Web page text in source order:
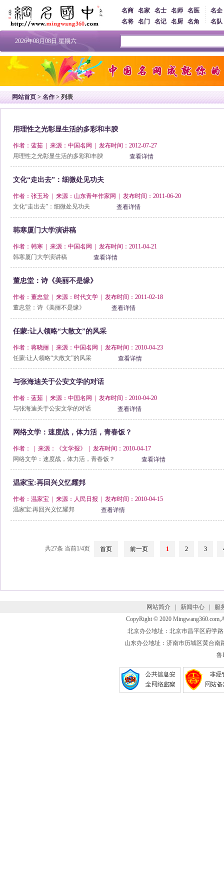
名商 名家 名士 名师
名医
名将
名门 名记 名厨 名角
名企
名队
2026年08月08日 星期六
网站首页 > 名作 > 列表
用理性之光彰显生活的多彩和丰腴
作者：蓝茹 | 来源：中国名网 | 发布时间：2012-07-27
用理性之光彰显生活的多彩和丰腴
查看详情
文化“走出去”：细微处见功夫
作者：张玉玲 | 来源：山东青年作家网 | 发布时间：2011-06-20
文化“走出去”：细微处见功夫
查看详情
韩寒厦门大学演讲稿
作者：韩寒 | 来源：中国名网 | 发布时间：2011-04-21
韩寒厦门大学演讲稿
查看详情
董忠堂：诗《美丽不是缘》
作者：董忠堂 | 来源：时代文学 | 发布时间：2011-02-18
董忠堂：诗《美丽不是缘》
查看详情
任蒙:让人领略“大散文”的风采
作者：蒋晓丽 | 来源：中国名网 | 发布时间：2010-04-23
任蒙:让人领略“大散文”的风采
查看详情
与张海迪关于公安文学的对话
作者：蓝茹 | 来源：中国名网 | 发布时间：2010-04-20
与张海迪关于公安文学的对话
查看详情
网络文学：速度战，体力活，青春饭？
作者： | 来源：《文学报》 | 发布时间：2010-04-17
网络文学：速度战，体力活，青春饭？
查看详情
温家宝:再回兴义忆耀邦
作者：温家宝 | 来源：人民日报 | 发布时间：2010-04-15
温家宝:再回兴义忆耀邦
查看详情
共27条 当前1/4页 首页 前一页 1 2 3
网站简介 新闻中心
服
CopyRight © 2020
北京办公地址：北京市昌平区府学
山东办公地址：济南市历城区黄台南
鲁